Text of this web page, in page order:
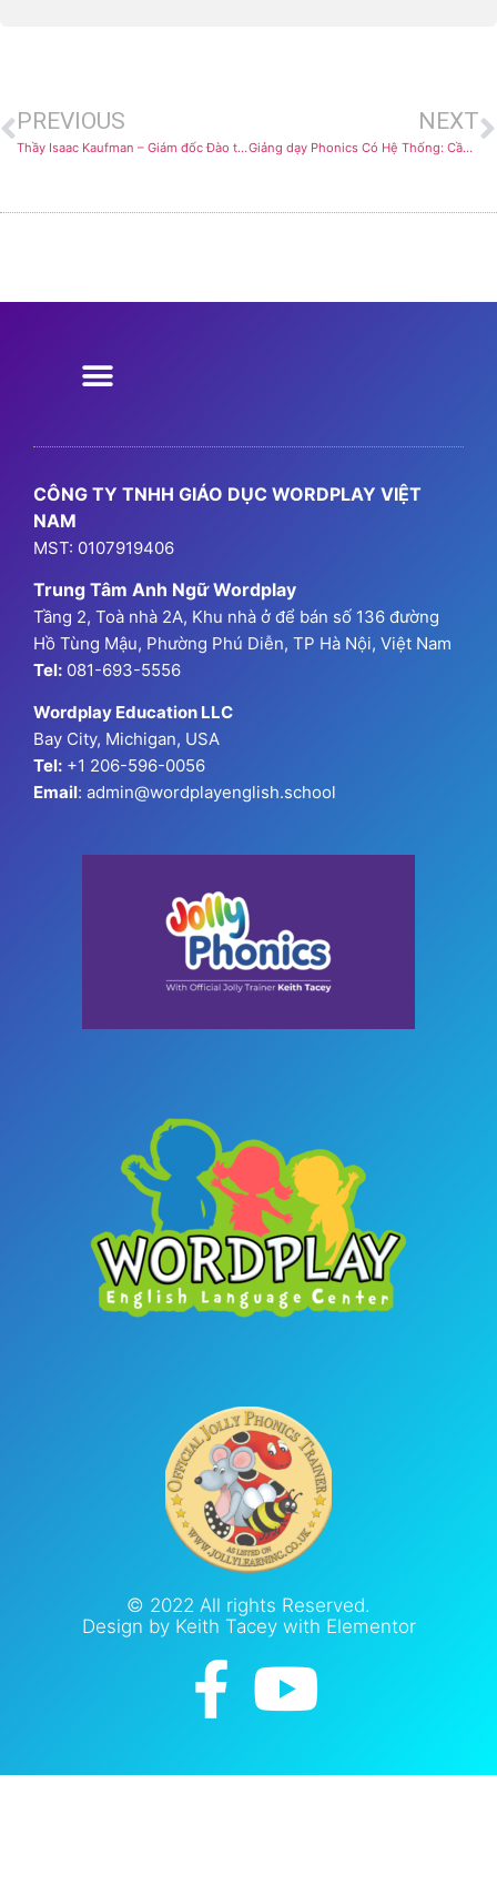
PREVIOUS
Thầy Isaac Kaufman – Giám đốc Đào tạo, người xây dựng đội ngũ giáo viên Wordplay
NEXT
Giảng dạy Phonics Có Hệ Thống: Cầu nối giữa Khoa học Đọc hiểu và Thực tế Lớp học
CÔNG TY TNHH GIÁO DỤC WORDPLAY VIỆT
NAM
MST: 0107919406
Trung Tâm Anh Ngữ Wordplay
Tầng 2, Toà nhà 2A, Khu nhà ở để bán số 136 đường
Hồ Tùng Mậu, Phường Phú Diễn, TP Hà Nội, Việt Nam
Tel: 081-693-5556
Wordplay Education LLC
Bay City, Michigan, USA
Tel: +1 206-596-0056
Email: admin@wordplayenglish.school
© 2022 All rights Reserved.
Design by Keith Tacey with Elementor